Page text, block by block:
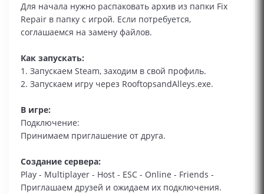
Для начала нужно распаковать архив из папки Fix
Repair в папку с игрой. Если потребуется,
соглашаемся на замену файлов.
Как запускать:
1. Запускаем Steam, заходим в свой профиль.
2. Запускаем игру через RooftopsandAlleys.exe.
В игре:
Подключение:
Принимаем приглашение от друга.
Создание сервера:
Play - Multiplayer - Host - ESC - Online - Friends -
Приглашаем друзей и ожидаем их подключения.